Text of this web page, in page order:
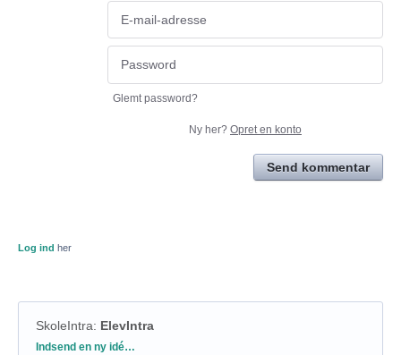
Glemt password?
Ny her? Opret en konto
Send kommentar
Log ind her
SkoleIntra: ElevIntra
Kategorier
Indsend en ny idé…